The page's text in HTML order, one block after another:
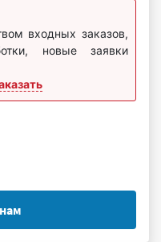
входных заказов,
новые заявки